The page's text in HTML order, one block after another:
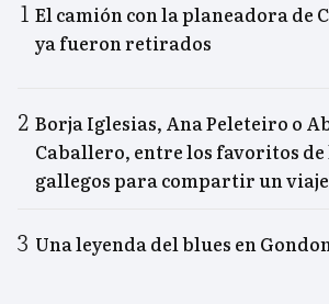
El camión con la planeadora de
ya fueron retirados
Borja Iglesias, Ana Peleteiro o
Caballero, entre los favoritos de
gallegos para compartir un viaje
Una leyenda del blues en